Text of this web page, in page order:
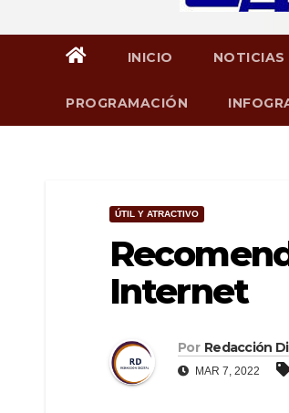
INICIO NOTICIAS
PROGRAMACIÓN
ÚTIL Y ATRACTIVO
Internet
Por Redacción
MAR 7, 2022